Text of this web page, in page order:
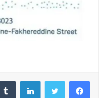
فيسبوك تويتر لينكدإن